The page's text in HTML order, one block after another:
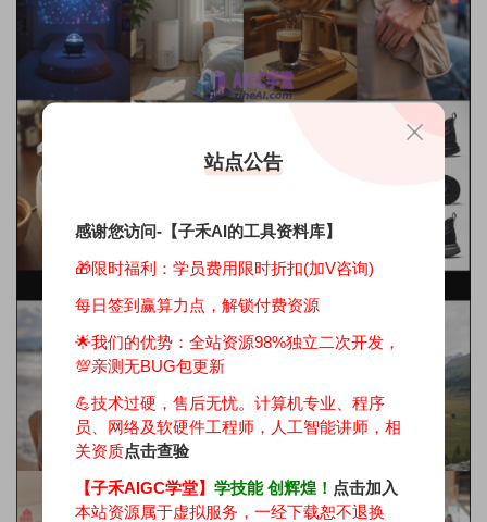
站点公告
感谢您访问-【子禾AI的工具资料库】
🎁限时福利：学员费用限时折扣(加V咨询)
每日签到赢算力点，解锁付费资源
🌟我们的优势： 全站资源98%独立二次开发，
💯亲测无BUG包更新
💪技术过硬，售后无忧。计算机专业、程序
员、网络及软硬件工程师，人工智能讲师，相
关资质点击查验
【子禾AIGC学堂】 学技能 创辉煌！ 点击加入
本站资源属于虚拟服务，一经下载恕不退换